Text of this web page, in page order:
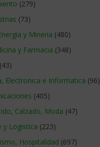
(279)
(73)
y Mineria (480)
y Farmacia (348)
(43)
Electronica e Informatica (96)
(405)
Calzado, Moda (47)
y Logistica (223)
Hospitalidad (697)